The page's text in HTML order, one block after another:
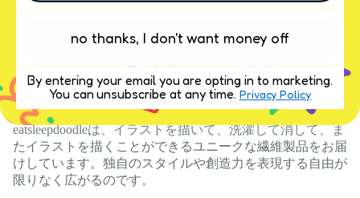
FAQS - JP
eatsleepdoodleは、イラストを描いて、洗濯して消して、ま
たイラストを描くことができるユニークな繊維製品をお届
けしています。独自のスタイルや創造力を表現する自由が
限りなく広がるのです。
no thanks, I don't want money off
By entering your email you are opting in to marketing.
You can unsubscribe at any time. Privacy Policy